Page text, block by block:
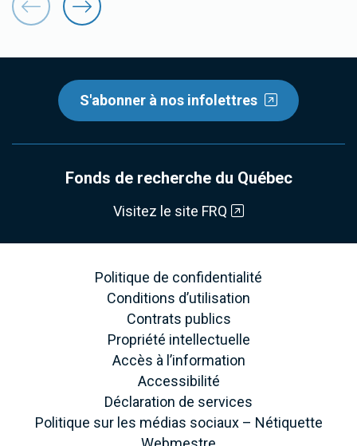
S'abonner à nos infolettres
Fonds de recherche du Québec
Visitez le site FRQ
Politique de confidentialité
Conditions d’utilisation
Contrats publics
Propriété intellectuelle
Accès à l’information
Accessibilité
Déclaration de services
Politique sur les médias sociaux – Nétiquette